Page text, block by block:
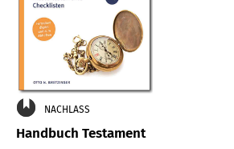
NACHLASS
Handbuch Testament